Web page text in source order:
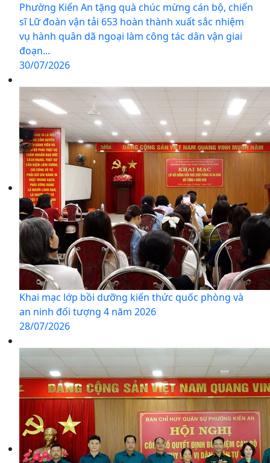
Phường Kiến An tặng quà chúc mừng cán bộ, chiến
sĩ Lữ đoàn vận tải 653 hoàn thành xuất sắc nhiệm
vụ hành quân dã ngoại làm công tác dân vận giai
đoạn...
30/07/2026
Khai mạc lớp bồi dưỡng kiến thức quốc phòng và
an ninh đối tượng 4 năm 2026
28/07/2026